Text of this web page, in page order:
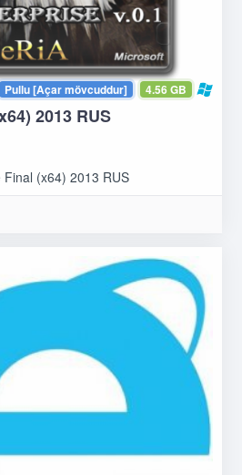
4.56 GB
Pullu [Açar mövcuddur]
2013 RUS
(x64) 2013 RUS